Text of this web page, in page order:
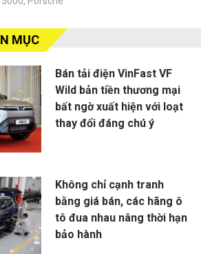
MỤC
Bán tải điện VinFast VF
Wild bản tiền thương mại
bất ngờ xuất hiện với loạt
thay đổi đáng chú ý
Không chỉ cạnh tranh
bằng giá bán, các hãng ô
tô đua nhau nâng thời hạn
bảo hành